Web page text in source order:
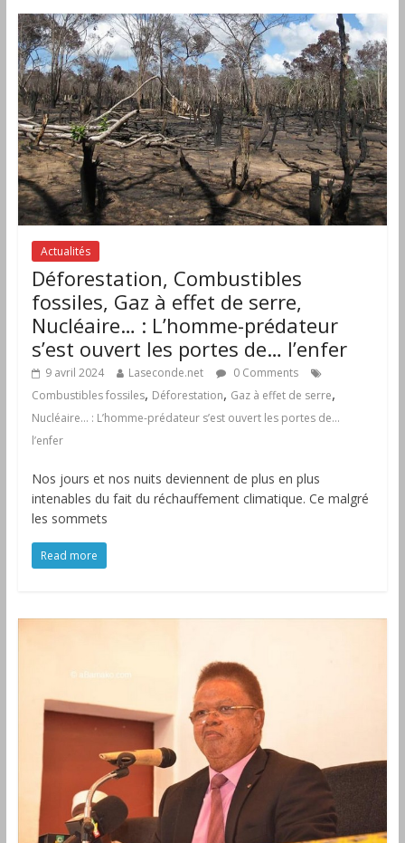
Actualités
Déforestation, Combustibles
fossiles, Gaz à effet de serre,
Nucléaire… : L’homme-prédateur
s’est ouvert les portes de… l’enfer
9 avril 2024 Laseconde.net
0 Comments
Combustibles fossiles, Déforestation, Gaz à effet de serre,
Nucléaire… : L’homme-prédateur s’est ouvert les portes de…
l’enfer
Nos jours et nos nuits deviennent de plus en plus
intenables du fait du réchauffement climatique. Ce malgré
les sommets
Read more